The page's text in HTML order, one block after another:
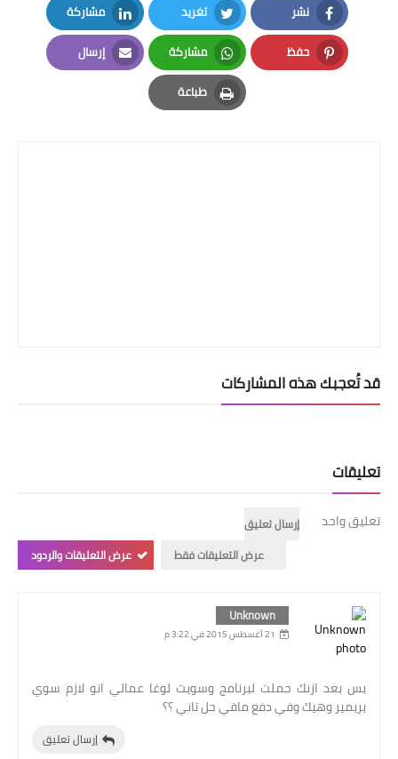
نشر
Facebook
تغريد
Twitter
مشاركة
LinkedIn
حفظ
Pinterest
مشاركة
Whatsapp
إرسال
Email
طباعة
Print
قد تُعجبك هذه المشاركات
تعليقات
تعليق واحد
إرسال تعليق
عرض التعليقات فقط
عرض التعليقات والردود
Unknown
21 أغسطس 2015 في 3:22 م
بس بعد ازنك حملت لبرنامج وسويت لوغا عمالي انو لازم سوي
بريمير وهيك وفي دفع مافي حل تاني ؟؟
إرسال تعليق